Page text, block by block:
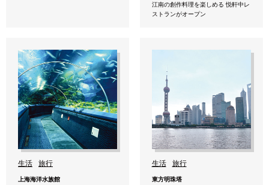
江南の創作料理を楽しめる 悦軒中レ
ストランがオープン
生活 旅行
上海海洋水族館
生活 旅行
東方明珠塔